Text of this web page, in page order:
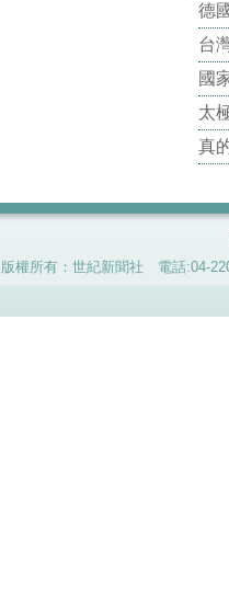
德
台
國
太
真
版權所有：世紀新聞社 電話:04-